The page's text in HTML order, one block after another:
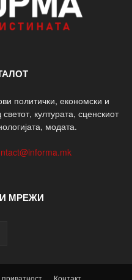
политички, економски и
културата, сценскиот
модата.
МРЕЖИ
Контакт